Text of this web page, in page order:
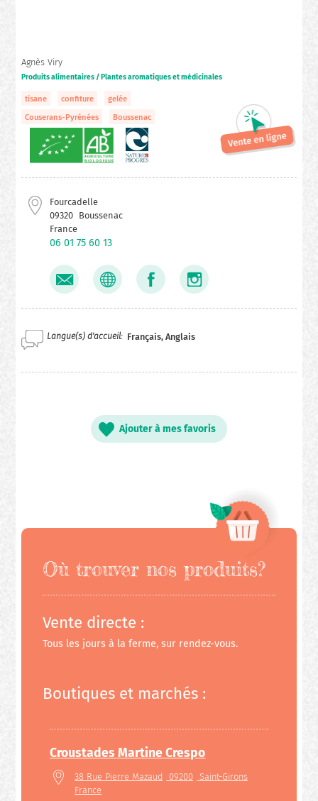
Agnès Viry
Produits alimentaires / Plantes aromatiques et médicinales
tisane confiture
gelée
Couserans-Pyrénées
Boussenac
Fourcadelle
09320 Boussenac
France
06 01 75 60 13
Langue(s) d'accueil Français, Anglais
Ajouter à mes favoris
Où trouver nos produits?
Vente directe :
Tous les jours à la ferme, sur rendez-vous.
Boutiques et marchés :
Croustades Martine Crespo
38 Rue Pierre Mazaud 09200
Saint-Girons
France